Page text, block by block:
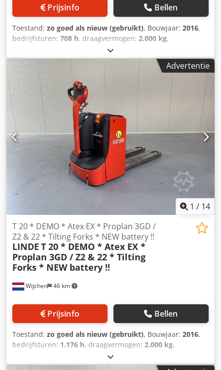
Prijsinfo Bellen
Toestand: zo goed als nieuw (gebruikt), Bouwjaar: 2016,
bedrijfsturen: 708 h, draagvermogen: 2.000 kg,
, Manufacturer + model:LINDE T
20 * EX * Proplan 3GD / Zone 2 & 22 ID:25070.8428
Cat.:Demo Forks:1150 x 560 mm Capacity:2000 kg
Year:2016 Hours:708 hours Capacity:Complete NEW * 24v /
230ah * Bj 2025 Options:Special bouw !!Met hydraulische
kantelbare lepels !!!Voor bv het leeg laten lopen van IBC*
EX * Proplan !!!!! Systeem = ATEX 14 Proplan 3002 X Type =
Cat 3G ( toegestaan in ZONE 2 ) Gasgroep = IIB Tempklasse
= T4 Type = Cat 3D ( toegestaan in ZONE 22 - Dust )
Gasgroep = IIIB Tempklasse = T 135*C Codpfx Aezq Uf Hsd
Njha
Advertentie
1 / 14
Wijchen 46 km
T 20 * DEMO * Atex EX * Proplan 3GD /
Z2 & 22 * Tilting Forks * NEW battery !!
LINDE T 20 * DEMO * Atex EX *
Proplan 3GD / Z2 & 22 * Tilting
Forks * NEW battery !!
Prijsinfo Bellen
Toestand: zo goed als nieuw (gebruikt), Bouwjaar: 2016,
bedrijfsturen: 1.176 h, draagvermogen: 2.000 kg,
, Manufacturer + model:LINDE T
20 * EX * Proplan 3GD / Zone 2 & 22 ID:25070.8807